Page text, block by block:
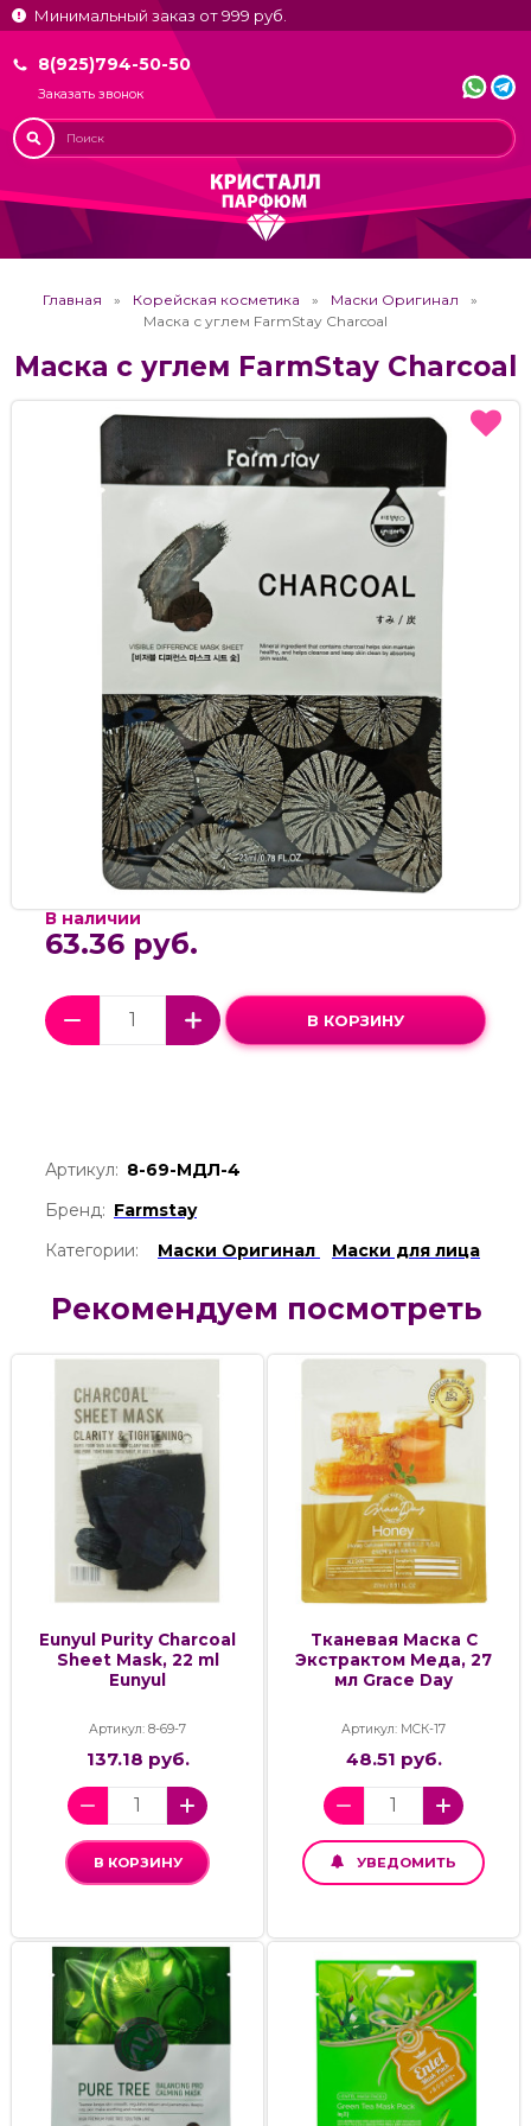
Минимальный заказ от 999 руб.
8(925)794-50-50
Заказать звонок
Главная Корейская косметика
Маски Оригинал
Маска с углем FarmStay Charcoal
Маска с углем FarmStay Charcoal
В наличии
63.36 руб.
В КОРЗИНУ
Артикул: 8-69-МДЛ-4
Бренд: Farmstay
Категории:
Маски Оригинал Маски для лица
Рекомендуем посмотреть
Eunyul Purity Charcoal
Sheet Mask, 22 ml
Eunyul
Артикул: 8-69-7
137.18 руб.
В КОРЗИНУ
Тканевая Маска С
Экстрактом Меда, 27
мл Grace Day
Артикул: МСК-17
48.51 руб.
УВЕДОМИТЬ